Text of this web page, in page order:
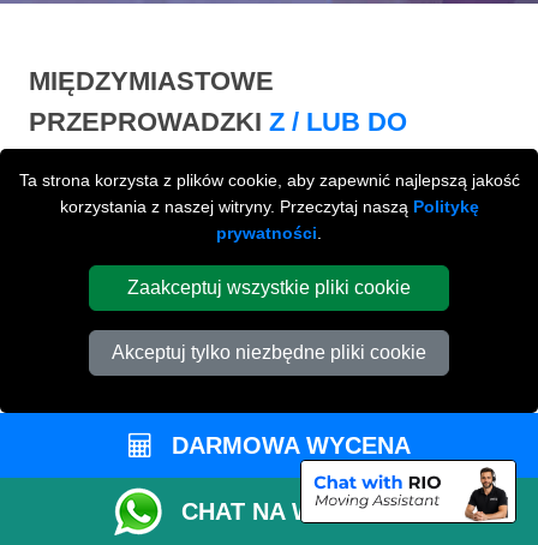
Ta strona korzysta z plików cookie, aby zapewnić najlepszą jakość
korzystania z naszej witryny. Przeczytaj naszą Politykę
prywatności
Zaakceptuj wszystkie pliki cookie
Akceptuj tylko niezbędne pliki cookie
MIĘDZYMIASTOWE
PRZEPROWADZKI Z / LUB DO
Międzymiastoweprzeprowadzki z / lub do
Peterborough na terenie całej Wielkiej Brytani.
DARMOWA WYCENA
CHAT NA WHATSAPP